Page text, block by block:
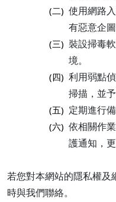
(二) 使用網路
有惡意企
(三) 裝設掃毒
境。
(四) 利用弱點
掃描，並
(五) 定期進行備
(六) 依相關作
護通知，
若您對本網站的隱私權及
時與我們聯絡。